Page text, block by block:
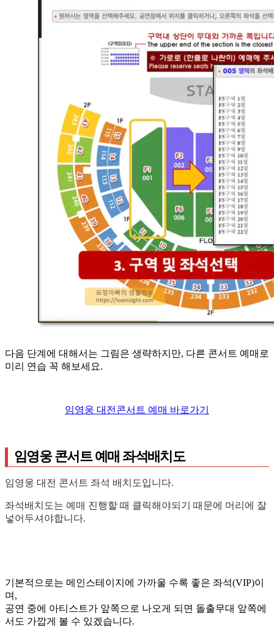
다음 단계에 대해서는 그림은 생략하지만, 다른 콘서트 예매로
미리 연습 꼭 해보세요.
임영웅 대전콘서트 예매 바로가기
임영웅 콘서트 예매 좌석배치도
임영웅 대전 콘서트 좌석 배치도입니다.
좌석배치도는 예매 진행할 때 클릭해야되기 때문에 머리에 잘
넣어두셔야합니다.
기본적으로는 메인스테이지에 가까울 수록 좋은 좌석(VIP)이
며,
공연 중에 아티스트가 앞쪽으로 나오게 되면 돌출무대 앞쪽에
서도 가깝게 볼 수 있겠습니다.